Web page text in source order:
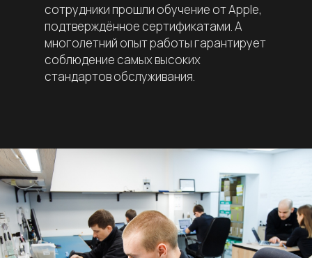
сотрудники прошли обучение от Apple,
подтверждённое сертификатами. А
многолетний опыт работы гарантирует
соблюдение самых высоких
стандартов обслуживания.